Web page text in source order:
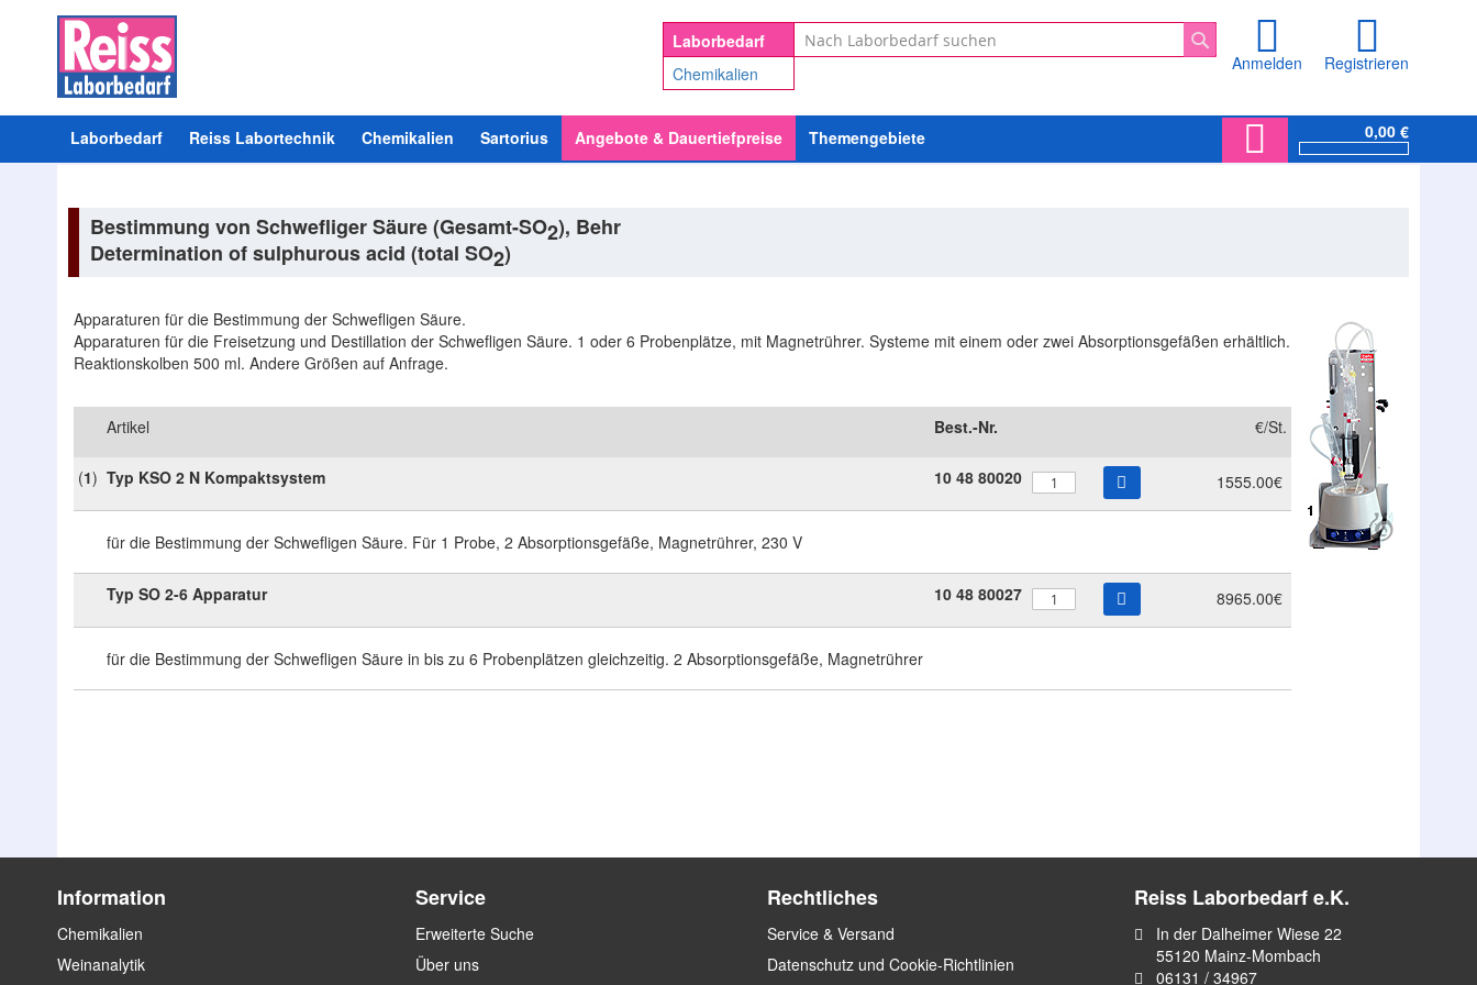
0,00 €
Anmelden Registrieren
Laborbedarf
Chemikalien
Suche
Suche
Laborbedarf Reiss Labortechnik Chemikalien Sartorius Angebote & Dauertiefpreise Themengebiete
Bestimmung von Schwefliger Säure (Gesamt-SO2), Behr
Determination of sulphurous acid (total SO2)
Apparaturen für die Bestimmung der Schwefligen Säure.
Apparaturen für die Freisetzung und Destillation der Schwefligen Säure. 1 oder 6 Probenplätze, mit Magnetrührer. Systeme mit einem oder zwei Absorptionsgefäßen erhältlich.
Reaktionskolben 500 ml. Andere Größen auf Anfrage.
Artikel Best.-Nr. €/St.
(1) Typ KSO 2 N Kompaktsystem 10 48 80020 1555.00€
für die Bestimmung der Schwefligen Säure. Für 1 Probe, 2 Absorptionsgefäße, Magnetrührer, 230 V
Typ SO 2-6 Apparatur 10 48 80027 8965.00€
für die Bestimmung der Schwefligen Säure in bis zu 6 Probenplätzen gleichzeitig. 2 Absorptionsgefäße, Magnetrührer
springen
springen
Information
Chemikalien
Weinanalytik
Service
Erweiterte Suche
Über uns
Rechtliches
Service & Versand
Datenschutz und Cookie-Richtlinien
Reiss Laborbedarf e.K.
In der Dalheimer Wiese 22
55120 Mainz-Mombach
06131 / 34967